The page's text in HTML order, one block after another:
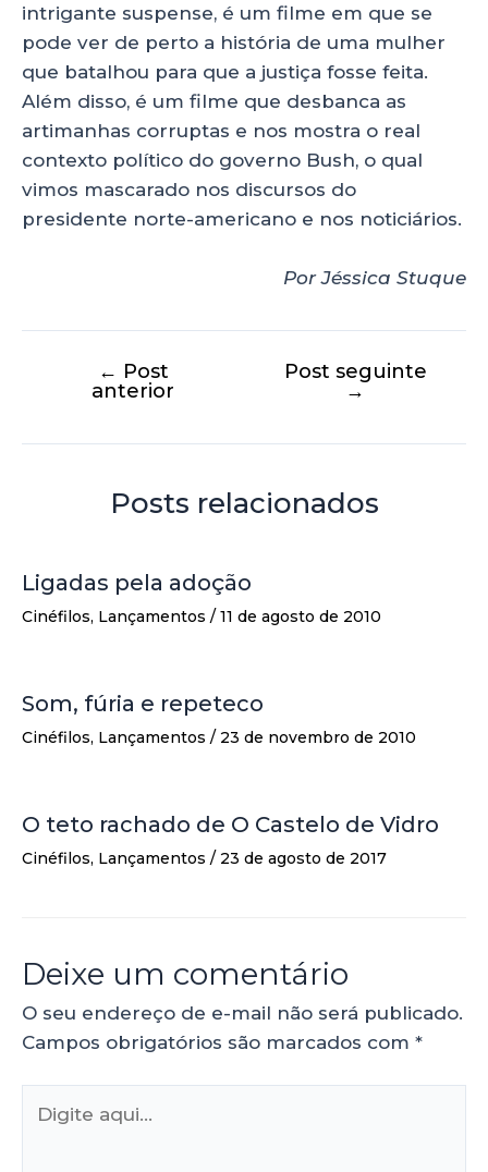
intrigante suspense, é um filme em que se
pode ver de perto a história de uma mulher
que batalhou para que a justiça fosse feita.
Além disso, é um filme que desbanca as
artimanhas corruptas e nos mostra o real
contexto político do governo Bush, o qual
vimos mascarado nos discursos do
presidente norte-americano e nos noticiários.
Por Jéssica Stuque
← Post
anterior
Post seguinte
→
Posts relacionados
Ligadas pela adoção
Cinéfilos, Lançamentos / 11 de agosto de 2010
Som, fúria e repeteco
Cinéfilos, Lançamentos / 23 de novembro de 2010
O teto rachado de O Castelo de Vidro
Cinéfilos, Lançamentos / 23 de agosto de 2017
Deixe um comentário
O seu endereço de e-mail não será publicado.
Campos obrigatórios são marcados com *